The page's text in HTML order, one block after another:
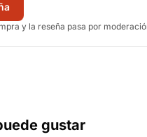
y la reseña pasa por
gustar
AGREGAR